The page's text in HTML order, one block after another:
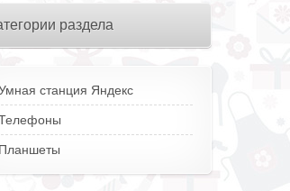
раздела
станция Яндекс
Планшеты